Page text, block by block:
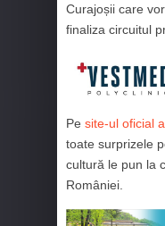
Curajoșii care
finaliza circuitul
Pe site-ul oficial
toate surprizele
cultură le pun la
României.